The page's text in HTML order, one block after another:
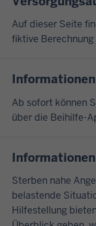
Auf dieser Seite
fiktive
Ab sofort können
über die Beihilfe-
Sterben nahe
belastende
Hilfestellung